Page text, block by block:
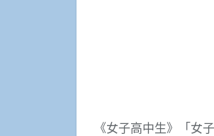
《女子高中生》「女